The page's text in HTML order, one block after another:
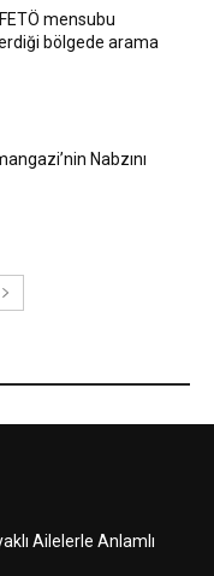
mensubu
bölgede arama
Nabzını
Ailelerle Anlamlı